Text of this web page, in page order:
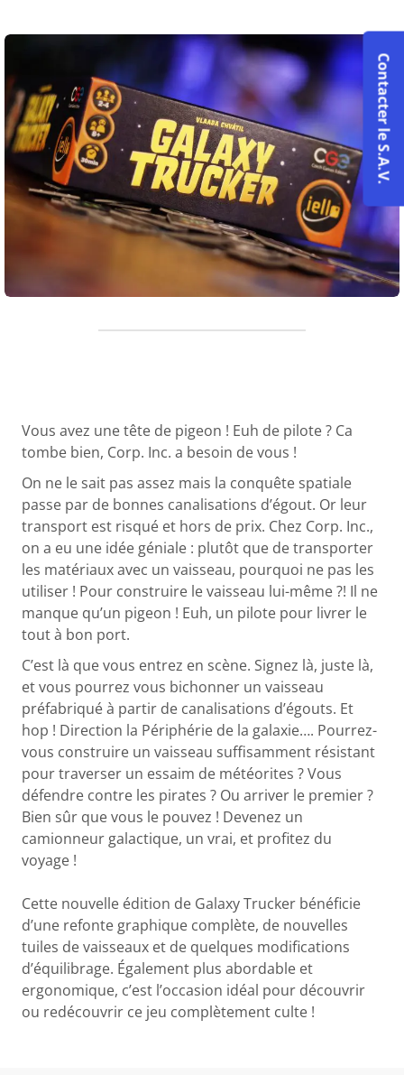
Vous avez une tête de pigeon ! Euh de pilote ? Ca
tombe bien, Corp. Inc. a besoin de vous !
On ne le sait pas assez mais la conquête spatiale
passe par de bonnes canalisations d’égout. Or leur
transport est risqué et hors de prix. Chez Corp. Inc.,
on a eu une idée géniale : plutôt que de transporter
les matériaux avec un vaisseau, pourquoi ne pas les
utiliser ! Pour construire le vaisseau lui-même ?! Il ne
manque qu’un pigeon ! Euh, un pilote pour livrer le
tout à bon port.
C’est là que vous entrez en scène. Signez là, juste là,
et vous pourrez vous bichonner un vaisseau
préfabriqué à partir de canalisations d’égouts. Et
hop ! Direction la Périphérie de la galaxie…. Pourrez-
vous construire un vaisseau suffisamment résistant
pour traverser un essaim de météorites ? Vous
défendre contre les pirates ? Ou arriver le premier ?
Bien sûr que vous le pouvez ! Devenez un
camionneur galactique, un vrai, et profitez du
voyage !
Cette nouvelle édition de Galaxy Trucker bénéficie
d’une refonte graphique complète, de nouvelles
tuiles de vaisseaux et de quelques modifications
d’équilibrage. Également plus abordable et
ergonomique, c’est l’occasion idéal pour découvrir
ou redécouvrir ce jeu complètement culte !
Contacter le S.A.V.